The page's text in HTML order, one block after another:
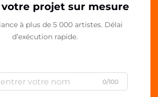
votre projet sur mesure
à plus de 5 000 artistes. Délai
d’exécution rapide.
0/100